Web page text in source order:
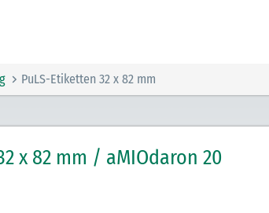
PuLS-Etiketten 32 x 82 mm
x 82 mm / aMIOdaron 20